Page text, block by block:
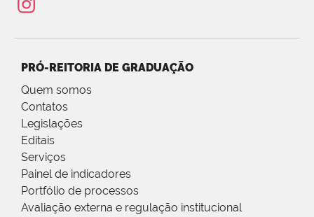
PRÓ-REITORIA DE GRADUAÇÃO
Quem somos
Contatos
Legislações
Editais
Serviços
Painel de indicadores
Portfólio de processos
Avaliação externa e regulação institucional